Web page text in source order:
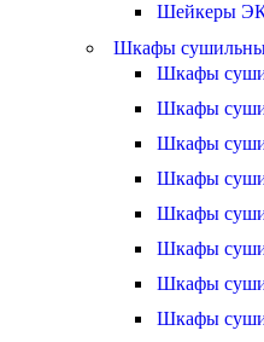
Шейкеры
Шкафы
Шкафы
Шкафы
Шкафы
Шкафы
Шкафы
Шкафы
Шкафы
Шкафы